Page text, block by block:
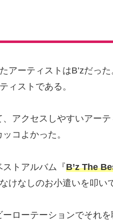
アーティストはB’zだっ
ィストである。
アクセスしやすいアー
コよかった。
ストアルバム『B’z The
けなしのお小遣いを叩い
ーローテーションでそれ